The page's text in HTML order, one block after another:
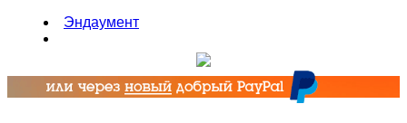
Эндаумент